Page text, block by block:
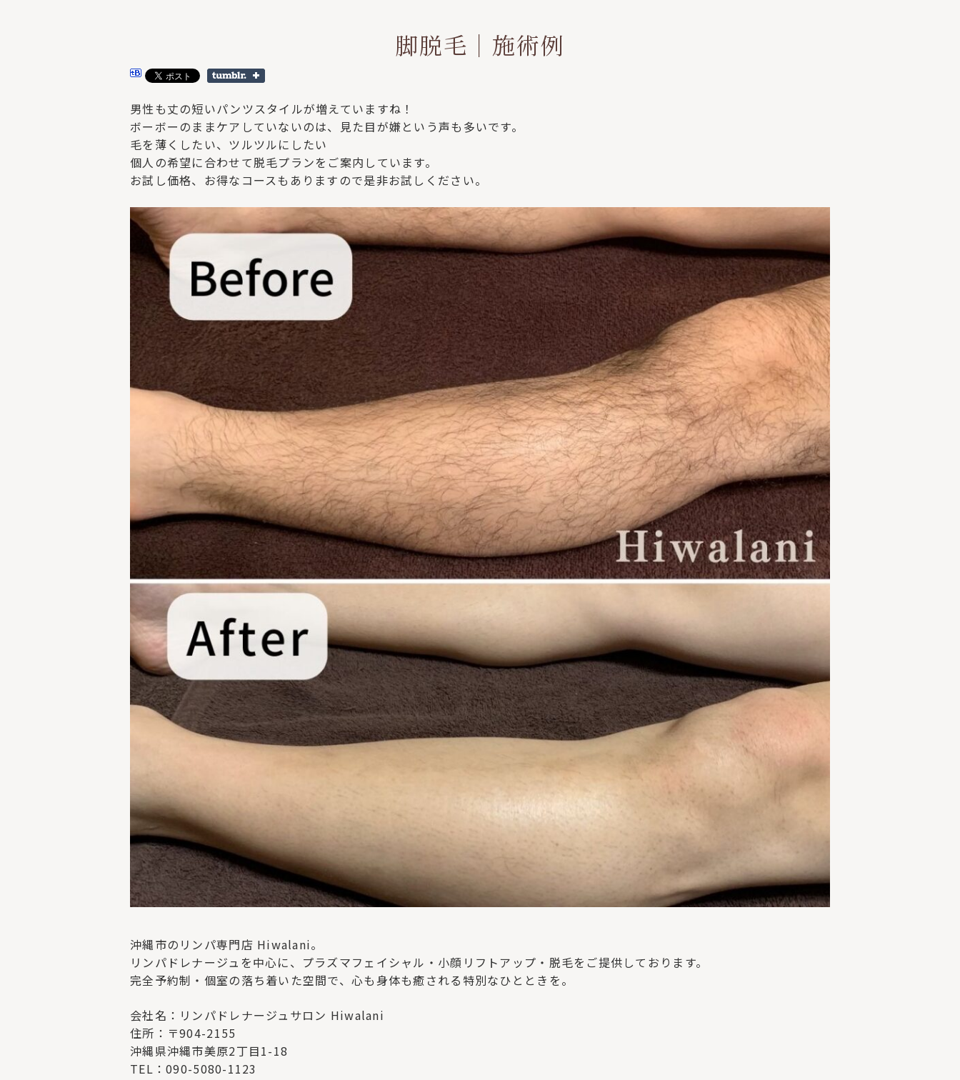
脚脱毛｜施術例
男性も丈の短いパンツスタイルが増えていますね！
ボーボーのままケアしていないのは、見た目が嫌という声も多いです。
毛を薄くしたい、ツルツルにしたい
個人の希望に合わせて脱毛プランをご案内しています。
お試し価格、お得なコースもありますので是非お試しください。
沖縄市のリンパ専門店 Hiwalani。
リンパドレナージュを中心に、プラズマフェイシャル・小顔リフトアップ・脱毛をご提供しております。
完全予約制・個室の落ち着いた空間で、心も身体も癒される特別なひとときを。
会社名：リンパドレナージュサロン Hiwalani
住所：〒904-2155
沖縄県沖縄市美原2丁目1-18
TEL：090-5080-1123